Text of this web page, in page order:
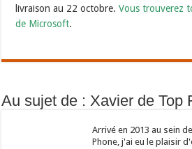
livraison au 22 octobre.Vous trouverez
de Microsoft.
Au sujet de : Xavier de Top
Arrivé en 2013 au sein
Phone, j'ai eu le plaisir